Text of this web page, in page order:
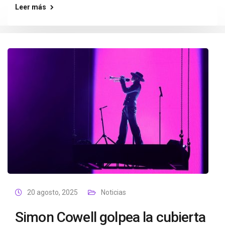
Leer más
20 agosto, 2025 Noticias
Simon Cowell golpea la cubierta